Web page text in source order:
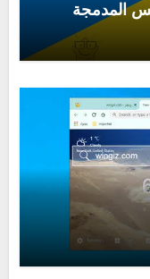
المدمجة